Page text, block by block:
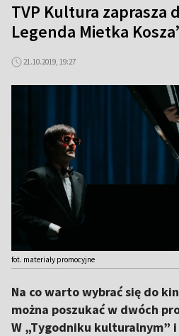
TVP Kultura zaprasza
Legenda Mietka
21.10.2019, 19:27
fot. materiały promocyjne
Na co warto wybrać się do
można poszukać w dwóch
W „Tygodniku kulturalnym”